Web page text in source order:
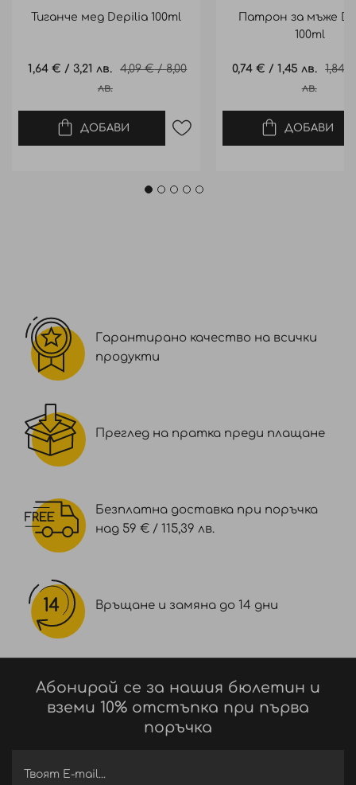
Тиганче мед Depilia 100ml
Промо
1,64 € / 3,21 лв. 4,09 €/8,00
лв.
ДОБАВИ
Патрон за мъже
100ml
Промо
0,74 € /1,45 лв.
1,84
лв.
ДОБАВИ
Гарантирано качество на всички
продукти
Преглед на пратка преди плащане
Безплатна доставка при поръчка
над 59 € / 115,39 лв.
Връщане и замяна до 14 дни
Абонирай се за нашия бюлетин и
вземи 10% отстъпка при първа
поръчка